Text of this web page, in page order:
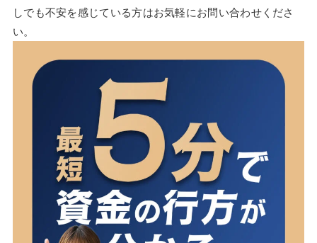
しでも不安を感じている方はお気軽にお問い合わせくださ
い。